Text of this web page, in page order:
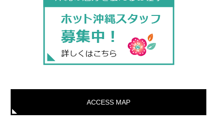
ACCESS MAP